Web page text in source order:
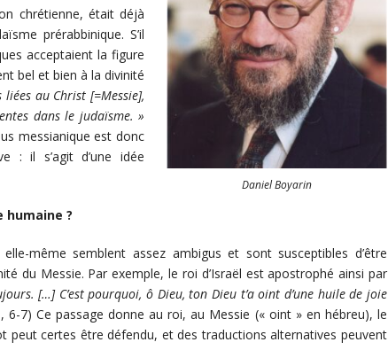
Daniel Boyarin
chrétienne, était déjà
prérabbinique. S’il
acceptaient la figure
bel et bien à la divinité
liées au Christ [=Messie],
dans le judaïsme. »
messianique est donc
: il s’agit d’une idée
humaine ?
même semblent assez ambigus et sont susceptibles d’être
du Messie. Par exemple, le roi d’Israël est apostrophé ainsi par
[…] C’est pourquoi, ô Dieu, ton Dieu t’a oint d’une huile de joie
6-7) Ce passage donne au roi, au Messie (« oint » en hébreu), le
peut certes être défendu, et des traductions alternatives peuvent